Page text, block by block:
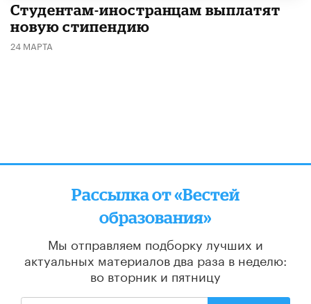
Студентам-иностранцам выплатят
новую стипендию
24 МАРТА
Рассылка от «Вестей
образования»
Мы отправляем подборку лучших и
актуальных материалов два раза в неделю:
во вторник и пятницу